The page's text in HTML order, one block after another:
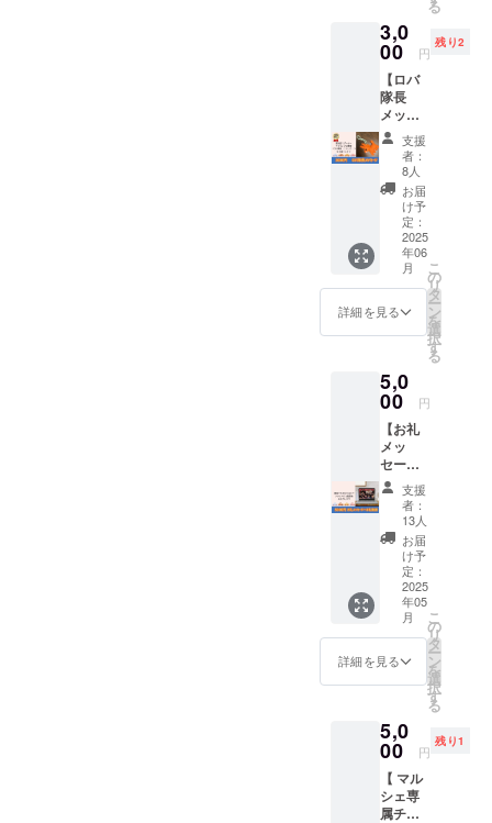
ント中
止の場
合で
も、本
リター
ンは履
行いた
しま
す。
4/26当
日に終
場にて
参加可
能の
方。 ・
他ス
タッフ
やご来
場の方
と調和
のとれ
たコ
ミュニ
ション
ができ
までの
交通費
は各自
のご負
担とな
りま
す。 ・
反社会
勢力の
方々に
ついて
は、参
加をご
遠慮い
ただい
ます。
【注意
イベン
ト当
日、雨
天時は
4/27(日)
各自の
ご負担
となり
ます。
・反社
会勢力
の方々
につい
ては、
参加を
ご遠慮
いただ
いてお
りま
す。
【注意
事項
日、雨
天時は
に順延
となり
ます。
順延日
程につ
いて
も、開
催当日
の天候
や、注
意報・
警報級
予報が
出され
催者の
判断で
イベン
トを中
止とす
マル
シェガ
イド
は、現
地集
合・現
地解散
となり
ます。
交通手
段や宿
泊の手
配は含
まれて
おりま
せん。
・集合
どを予
定して
いま
す。 ・
会場ま
での交
通費は
各自の
ご負担
となり
ます。
・4月以
降メー
ルにて
ガイド
の時間
をこち
きま
す。 ・
ン履行
当日の
る
3,0
00 円
残り2
【ロバ
隊長
メッ
セー
ジ】 ■
ロバ隊
長…認
知症サ
ポー
ター
キャラ
バンの
象徴で
ある、
ロバさ
んのぬ
みスト
ラップ
■お礼
メッ
セー
ジ…感
謝の
メッ
セージ
を同封
いたし
ます。
【ロバ
隊長の
情報】
・本体
（サイ
縦 約
6cm（
予定）
・本体
（色）
：オレ
支援
者：
8人
お届
け予
定：
2025
年06
月
詳細を見る
こ
の
リ
タ
ー
ン
を
選
択
す
る
5,0
00 円
【お礼
メッ
セージ
＋お礼
動画】
多摩
SDCの
学生メ
ンバー
より、
お礼
メッ
セージ
とお礼
動画(約
2分)を
ていた
だきま
す。 ■
お礼
メー
ル…
支援
者：
13人
お届
け予
定：
2025
年05
月
詳細を見る
こ
の
リ
タ
ー
ン
を
選
択
す
る
5,0
00 円
残り1
【 マル
シェ専
属チェ